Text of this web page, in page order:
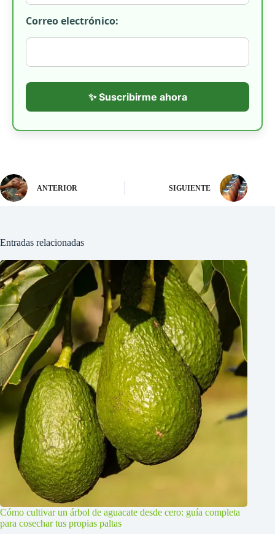
Correo electrónico:
✨ Suscribirme ahora
ANTERIOR SIGUIENTE
Entradas relacionadas
Cómo cultivar un árbol de aguacate desde cero: guía completa
para cosechar tus propias paltas